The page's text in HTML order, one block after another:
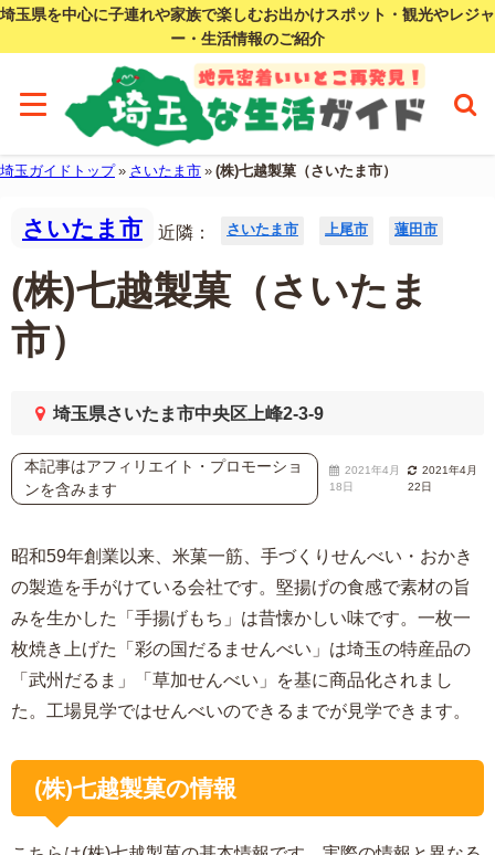
埼玉県を中心に子連れや家族で楽しむお出かけスポット・観光やレジャ
ー・生活情報のご紹介
埼玉ガイドトップ» さいたま市 » (株)七越製菓（さいたま市）
さいたま市 近隣： さいたま市 上尾市 蓮田市
(株)七越製菓（さいたま
市）
埼玉県さいたま市中央区上峰2-3-9
本記事はアフィリエイト・プロモーショ
ンを含みます
2021年4月
18日
2021年4月
22日
昭和59年創業以来、米菓一筋、手づくりせんべい・おかき
の製造を手がけている会社です。堅揚げの食感で素材の旨
みを生かした「手揚げもち」は昔懐かしい味です。一枚一
枚焼き上げた「彩の国だるませんべい」は埼玉の特産品の
「武州だるま」「草加せんべい」を基に商品化されまし
た。工場見学ではせんべいのできるまでが見学できます。
(株)七越製菓の情報